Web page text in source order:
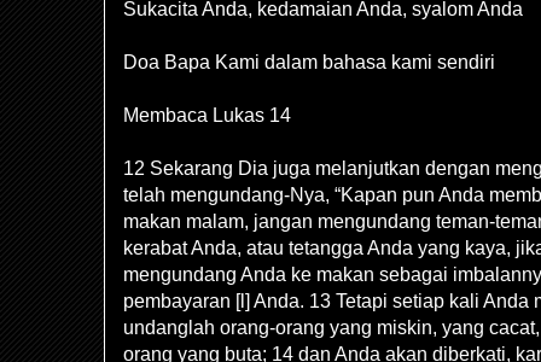
Sukacita Anda, kedamaian Anda, syalom Anda
Doa Bapa Kami dalam bahasa kami sendiri
Membaca Lukas 14
12 Sekarang Dia juga melanjutkan dengan
telah mengundang-Nya, “Kapan pun Anda
makan malam, jangan mengundang teman-
kerabat Anda, atau tetangga Anda yang kaya,
mengundang Anda ke makan sebagai
pembayaran [l] Anda. 13 Tetapi setiap kali Anda
undanglah orang-orang yang miskin, yang
orang yang buta; 14 dan Anda akan diberkati,